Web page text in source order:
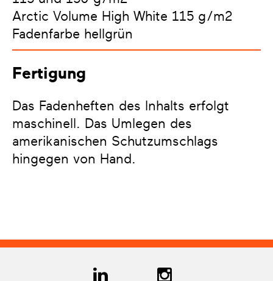
Arctic Volume High White 115 g/m2
Fadenfarbe hellgrün
Fertigung
Das Fadenheften des Inhalts erfolgt
maschinell. Das Umlegen des
amerikanischen Schutzumschlags
hingegen von Hand.